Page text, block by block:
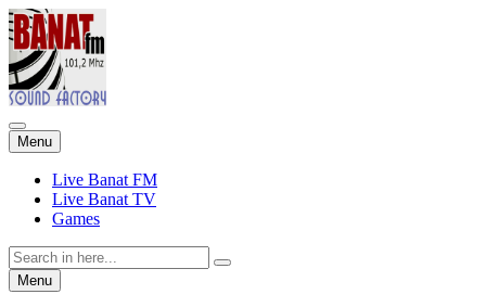
Menu Skip
to
content
Live Banat FM
Live Banat TV
Games
Search
for:Menu Skip
to